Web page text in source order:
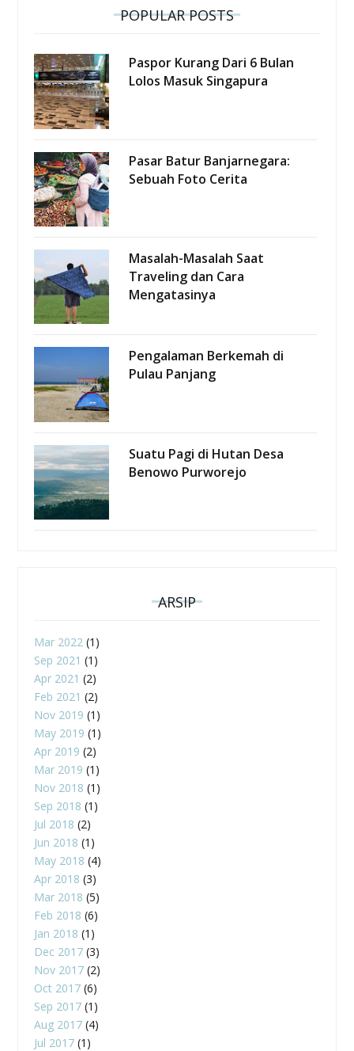
POPULAR POSTS
Paspor Kurang Dari 6 Bulan
Lolos Masuk Singapura
Pasar Batur Banjarnegara:
Sebuah Foto Cerita
Masalah-Masalah Saat
Traveling dan Cara
Mengatasinya
Pengalaman Berkemah di
Pulau Panjang
Suatu Pagi di Hutan Desa
Benowo Purworejo
ARSIP
Mar 2022 (1)
Sep 2021 (1)
Apr 2021 (2)
Feb 2021 (2)
Nov 2019 (1)
May 2019 (1)
Apr 2019 (2)
Mar 2019 (1)
Nov 2018 (1)
Sep 2018 (1)
Jul 2018 (2)
Jun 2018 (1)
May 2018 (4)
Apr 2018 (3)
Mar 2018 (5)
Feb 2018 (6)
Jan 2018 (1)
Dec 2017 (3)
Nov 2017 (2)
Oct 2017 (6)
Sep 2017 (1)
Aug 2017 (4)
Jul 2017 (1)